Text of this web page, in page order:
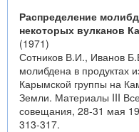
Распределение
некоторых вулканов
(1971)
Сотников В.И., Иванов
молибдена в продуктах
Карымской группы на
Земли. Материалы III
совещания, 28-31 мая
313-317.